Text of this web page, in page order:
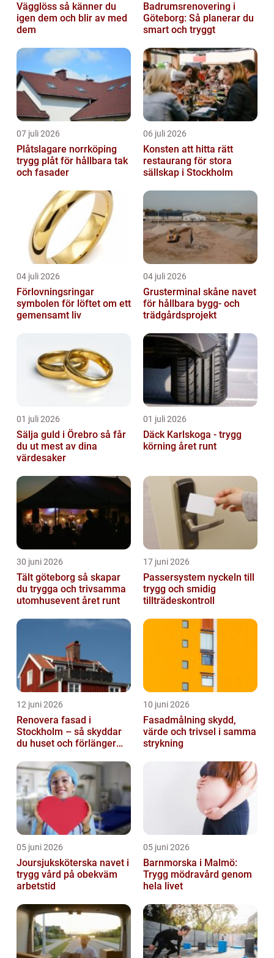
Vägglöss så känner du
igen dem och blir av med
dem
Badrumsrenovering i
Göteborg: Så planerar du
smart och tryggt
07 juli 2026
Plåtslagare norrköping
trygg plåt för hållbara tak
och fasader
06 juli 2026
Konsten att hitta rätt
restaurang för stora
sällskap i Stockholm
04 juli 2026
Förlovningsringar
symbolen för löftet om ett
gemensamt liv
04 juli 2026
Grusterminal skåne navet
för hållbara bygg- och
trädgårdsprojekt
01 juli 2026
Sälja guld i Örebro så får
du ut mest av dina
värdesaker
01 juli 2026
Däck Karlskoga - trygg
körning året runt
30 juni 2026
Tält göteborg så skapar
du trygga och trivsamma
utomhusevent året runt
17 juni 2026
Passersystem nyckeln till
trygg och smidig
tillträdeskontroll
12 juni 2026
Renovera fasad i
Stockholm – så skyddar
du huset och förlänger
10 juni 2026
Fasadmålning skydd,
värde och trivsel i samma
strykning
05 juni 2026
Joursjuksköterska navet i
trygg vård på obekväm
arbetstid
05 juni 2026
Barnmorska i Malmö:
Trygg mödravård genom
hela livet